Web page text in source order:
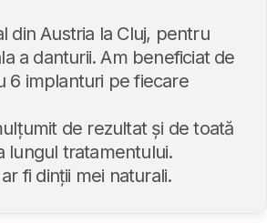
din Austria la Cluj, pentru
a danturii. Am beneficiat de
6 implanturi pe fiecare
de rezultat și de toată
lungul tratamentului.
fi dinții mei naturali.